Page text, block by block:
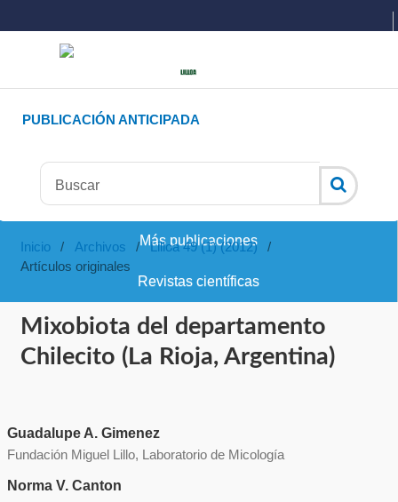
Más publicaciones
Revistas científicas
PUBLICACIÓN ANTICIPADA
Inicio / Archivos / Lilloa 49 (1) (2012)
/
Artículos originales
Mixobiota del departamento
Chilecito (La Rioja, Argentina)
Guadalupe A. Gimenez
Fundación Miguel Lillo, Laboratorio de Micología
Norma V. Canton